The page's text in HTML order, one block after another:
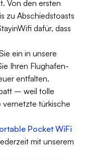
Von den ersten
zu Abschiedstoasts
dafür, dass
ein in unsere
Ihren Flughafen-
entfalten.
– weil tolle
vernetzte türkische
Pocket WiFi
mit unserem